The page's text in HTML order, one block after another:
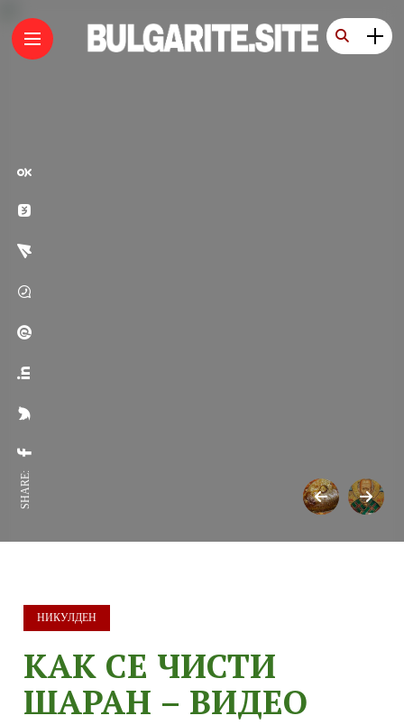
SHARE:
НИКУЛДЕН
КАК СЕ ЧИСТИ
ШАРАН – ВИДЕО